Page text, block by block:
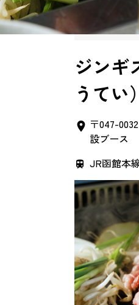
ジンギ
うてい）
〒047-
設ブース
JR函館本